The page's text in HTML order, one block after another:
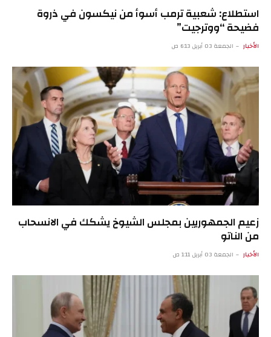
استطلاع: شعبية ترمب أسوأ من نيكسون في ذروة
فضيحة “ووترجيت”
الأخبار الجمعة 03 أبريل 6:13 ص
زعيم الجمهوريين بمجلس الشيوخ يشكك في الانسحاب
من الناتو
الأخبار الجمعة 03 أبريل 1:11 ص